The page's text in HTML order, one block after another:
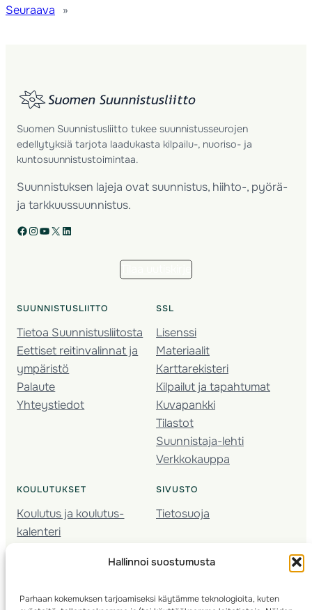
Hallinnoi suostumusta
Parhaan kokemuksen tarjoamiseksi käytämme teknologioita, kuten
Seuraava
»
Suomen Suunnistusliitto tukee suunnistusseurojen
edellytyksiä tarjota laadukasta kilpailu-, nuoriso- ja
kuntosuunnistustoimintaa.
Suunnistuksen lajeja ovat suunnistus, hiihto-, pyörä-
ja tarkkuussuunnistus.
Facebook Instagram YouTube X LinkedIn
SUUNNISTUSLIITTO
Tietoa Suunnistusliitosta
Eettiset reitinvalinnat ja
ympäristö
Palaute
Yhteystiedot
SSL
Lisenssi
Materiaalit
Karttarekisteri
Kilpailut ja tapahtumat
Kuvapankki
Tilastot
Suunnistaja-lehti
Verkkokauppa
KOULUTUKSET
Koulutus ja koulutus­
kalenteri
Seura­kehittäminen
Kartoitus
SIVUSTO
Tietosuoja